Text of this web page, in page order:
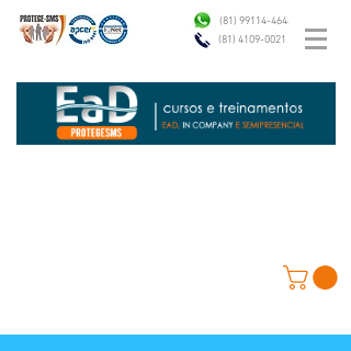
(81) 4109-0021
(81) 99114-4646